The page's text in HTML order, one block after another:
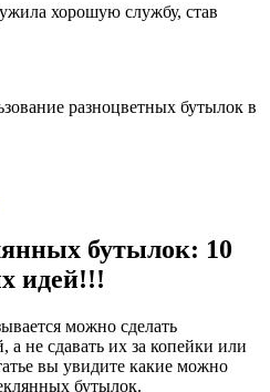
хорошую службу, став
разноцветных бутылок в
бутылок: 10
идей!!!
можно сделать
не сдавать их за копейки или
вы увидите какие можно
бутылок.